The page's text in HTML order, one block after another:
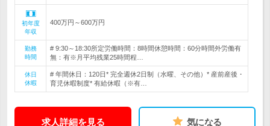
初年度
年収
400万円～600万円
勤務
時間
# 9:30～18:30所定労働時間：8時間休憩時間：60分時間外労働有
無：有※月平均残業25時間程…
休日
休暇
# 年間休日：120日* 完全週休2日制（水曜、その他）* 産前産後・
育児休暇制度* 有給休暇（※有…
求人詳細を見る 気になる